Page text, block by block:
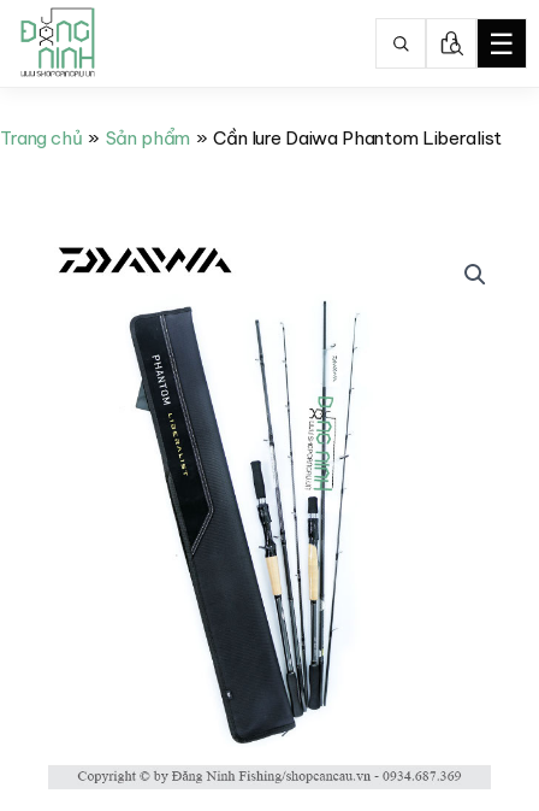
tới
☰
Trang chủ Sản phẩm Cần lure Daiwa Phantom Liberalist